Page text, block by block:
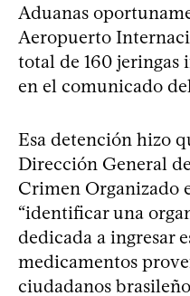
Aduanas
Aeropuerto
total de 160 jeringas
en el comunicado
Esa detención hizo
Dirección General
Crimen Organizado
“identificar una
dedicada a ingresar
medicamentos
ciudadanos